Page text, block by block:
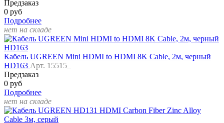
Предзаказ
0 руб
Подробнее
нет на складе
Кабель UGREEN Mini HDMI to HDMI 8K Cable, 2м, черный
HD163 Арт. 15515_
Предзаказ
0 руб
Подробнее
нет на складе